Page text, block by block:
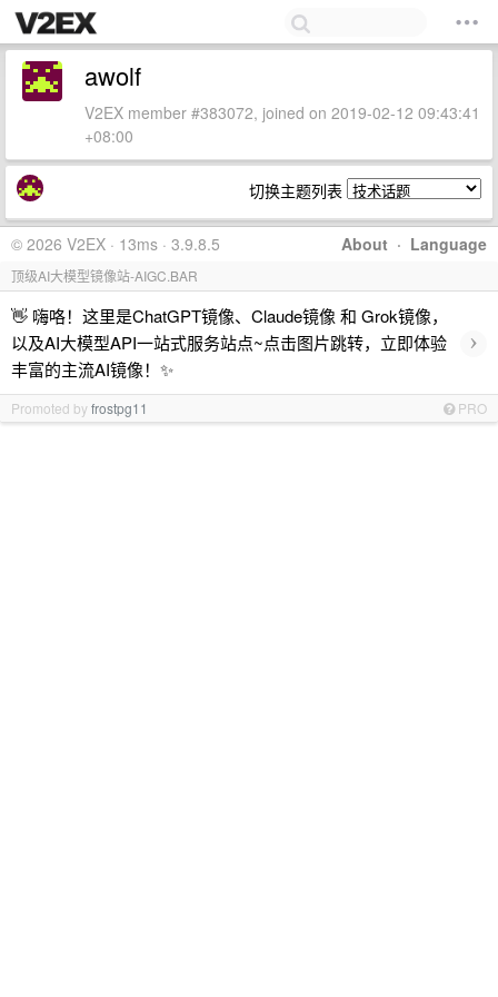
awolf
V2EX member #383072, joined on 2019-02-12 09:43:41
+08:00
切换主题列表
About · Language
© 2026 V2EX · 13ms · 3.9.8.5
顶级AI大模型镜像站-AIGC.BAR
👋 嗨咯！这里是ChatGPT镜像、Claude镜像 和 Grok镜像，
以及AI大模型API一站式服务站点~点击图片跳转，立即体验
丰富的主流AI镜像！✨
›
Promoted byfrostpg11 PRO